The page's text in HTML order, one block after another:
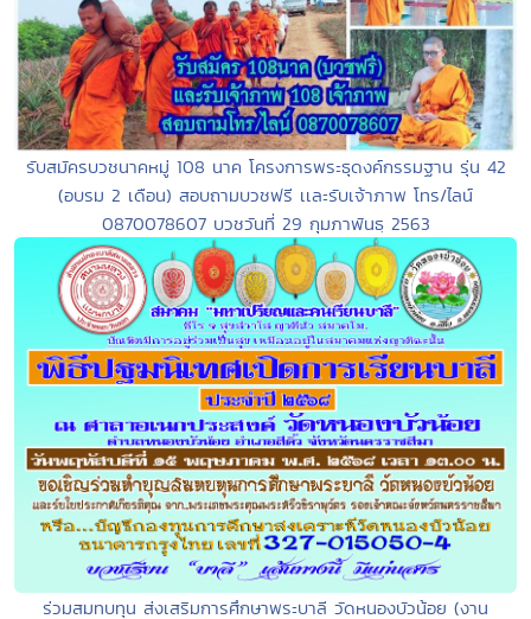
รับสมัครบวชนาคหมู่ 108 นาค โครงการพระธุดงค์กรรมฐาน รุ่น 42
(อบรม 2 เดือน) สอบถามบวชฟรี เเละรับเจ้าภาพ โทร/ไลน์
0870078607 บวชวันที่ 29 กุมภาพันธฺ 2563
ร่วมสมทบทุน ส่งเสริมการศึกษาพระบาลี วัดหนองบัวน้อย (งาน